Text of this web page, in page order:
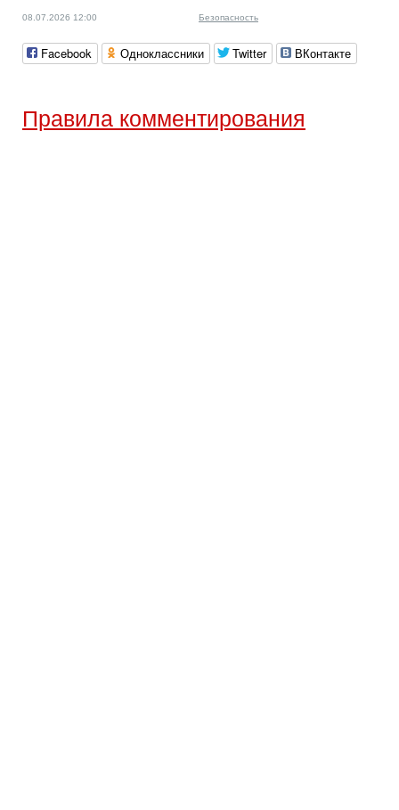
08.07.2026 12:00 Безопасность
Facebook Одноклассники Twitter ВКонтакте
Правила комментирования